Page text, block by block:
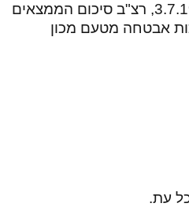
בהמשך לפגישתנו ביום 3.7.19, רצ"ב סיכום הממצאים
אבטחה מטעם מכון
עת.